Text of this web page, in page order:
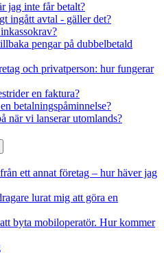
jag inte får betalt?
ingått avtal - gäller det?
pengar på dubbelbetald
och privatperson: hur fungerar
en faktura?
betalningspåminnelse?
när vi lanserar utomlands?
ett annat företag – hur häver jag
lurat mig att göra en
byta mobiloperatör. Hur kommer